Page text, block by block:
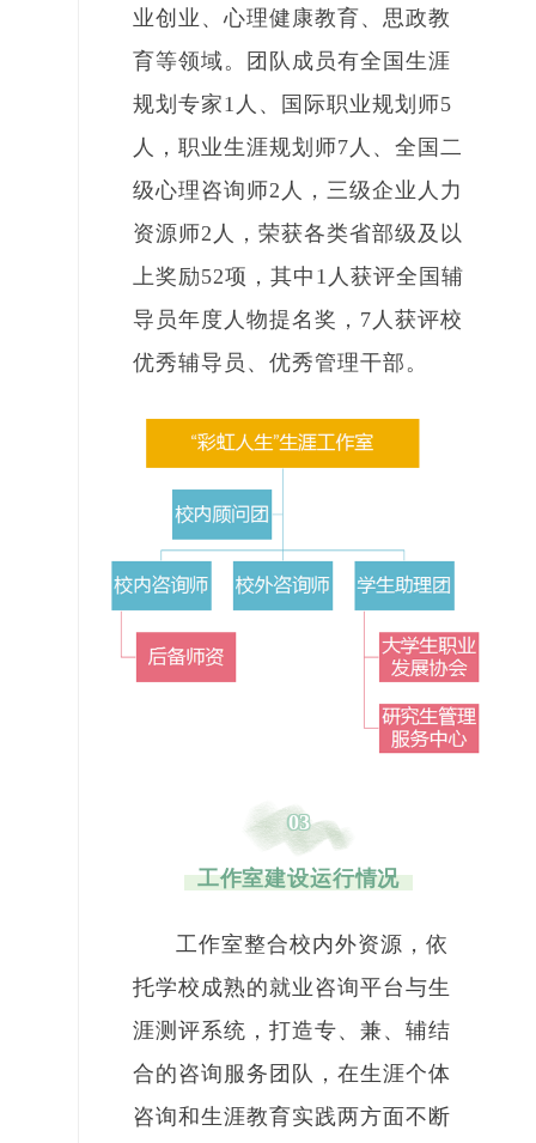
业创业、心理健康教育、思政教
育等领域。团队成员有全国生涯
规划专家1人、国际职业规划师5
人，职业生涯规划师7人、全国二
级心理咨询师2人，三级企业人力
资源师2人，荣获各类省部级及以
上奖励52项，其中1人获评全国辅
导员年度人物提名奖，7人获评校
优秀辅导员、优秀管理干部。
03
工作室建设运行情况
工作室整合校内外资源，依
托学校成熟的就业咨询平台与生
涯测评系统，打造专、兼、辅结
合的咨询服务团队，在生涯个体
咨询和生涯教育实践两方面不断